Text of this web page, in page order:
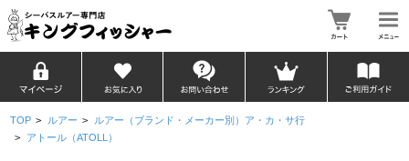
TOP > ルアー > ルアー（ブランド・メーカー別）ア・カ・サ行
> アトール（ATOLL）